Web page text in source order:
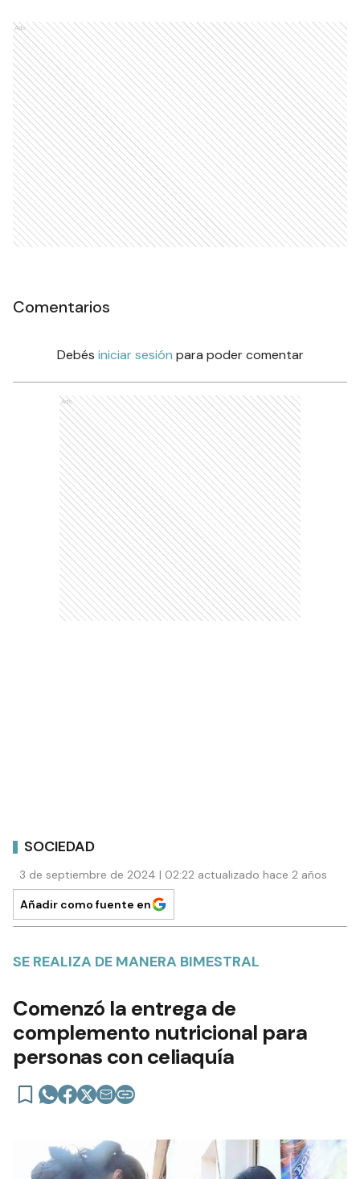
Ads
Comentarios
Debés iniciar sesión para poder comentar
Ads
SOCIEDAD
3 de septiembre de 2024 | 02:22 actualizado hace 2 años
Añadir como fuente en
SE REALIZA DE MANERA BIMESTRAL
Comenzó la entrega de
complemento nutricional para
personas con celiaquía